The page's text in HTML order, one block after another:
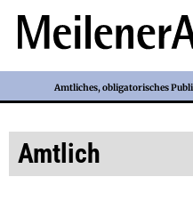
Amtliches, obligatorisches
Amtlich